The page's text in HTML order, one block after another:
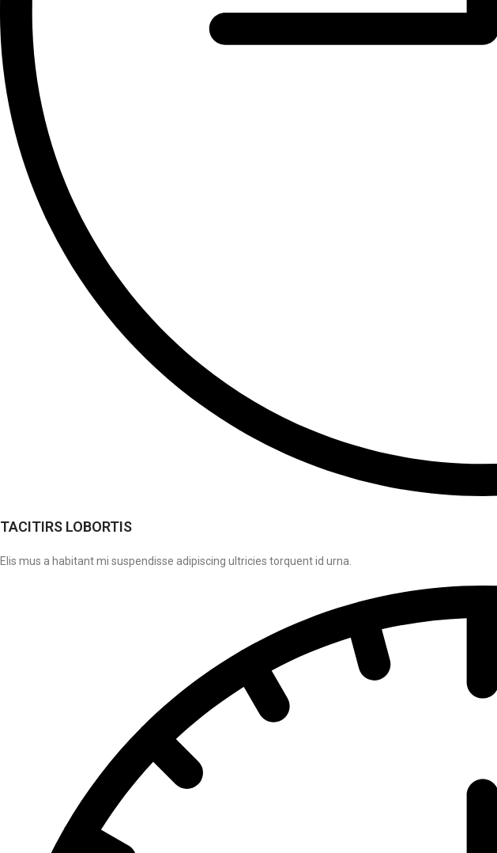
TACITIRS LOBORTIS
Elis mus a habitant mi suspendisse adipiscing ultricies torquent id urna.